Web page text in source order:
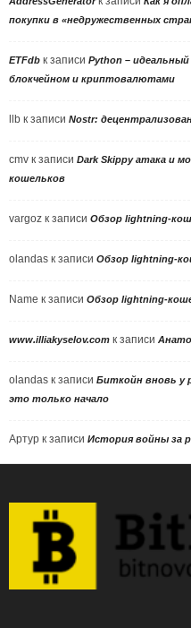
покупки в «недружественных
ETFdb к записи Python –
блокчейном и криптовалютами
llb к записи Nostr:
cmv к записи Dark Skippy атака и
кошельков
vargoz к записи Обзор lightning-
olandas к записи Обзор lightning-
Name к записи Обзор lightning-
www.illiakyselov.com к записи
olandas к записи Биткойн вновь у
это только начало
Артур к записи История войны за